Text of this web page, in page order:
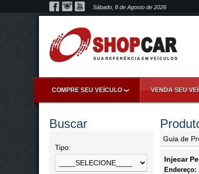
Sábado, 8 de Agosto de 2026
COMPRE SEU VEÍCULO VENDA SEU
Buscar
Tipo:
Guia de
Injecar
Endereço: